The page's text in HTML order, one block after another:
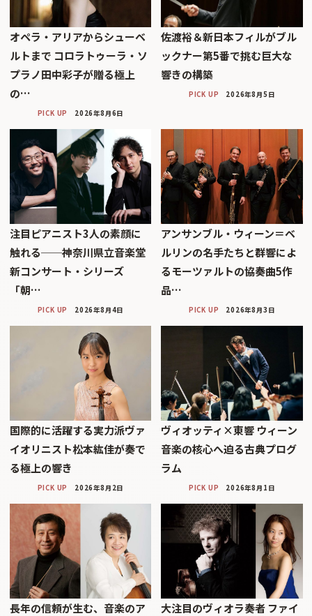
オペラ・アリアからシューベ
ルトまで コロラトゥーラ・ソ
プラノ田中彩子が贈る極上
の…
PICK UP 2026年8月6日
佐渡裕＆新日本フィルがブル
ックナー第5番で挑む巨大な
響きの構築
PICK UP 2026年8月5日
注目ピアニスト3人の素顔に
触れる──神奈川県立音楽堂
新コンサート・シリーズ
「朝…
PICK UP 2026年8月4日
アンサンブル・ウィーン＝ベ
ルリンの名手たちと群響によ
るモーツァルトの協奏曲5作
品…
PICK UP 2026年8月3日
国際的に活躍する実力派ヴァ
イオリニスト松本紘佳が奏で
る極上の響き
PICK UP 2026年8月2日
ヴィオッティ×東響 ウィーン
音楽の核心へ迫る古典プログ
ラム
PICK UP 2026年8月1日
長年の信頼が生む、音楽のア
大注目のヴィオラ奏者 ファイ